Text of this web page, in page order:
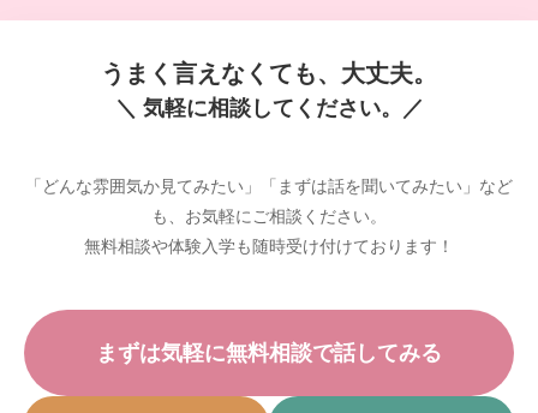
うまく言えなくても、大丈夫。
＼ 気軽に相談してください。／
「どんな雰囲気か見てみたい」「まずは話を聞いてみたい」など
も、お気軽にご相談ください。
無料相談や体験入学も随時受け付けております！
まずは気軽に無料相談で話してみる